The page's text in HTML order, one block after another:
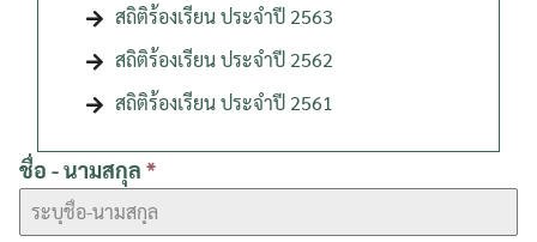
สถิติร้องเรียน ประจำปี 2563
สถิติร้องเรียน ประจำปี 2562
สถิติร้องเรียน ประจำปี 2561
ชื่อ - นามสกุล *